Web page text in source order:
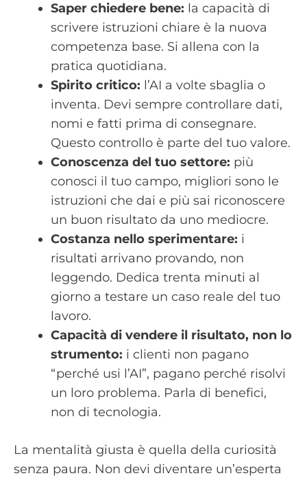
Saper chiedere bene: la capacità di
scrivere istruzioni chiare è la nuova
competenza base. Si allena con la
pratica quotidiana.
Spirito critico: l’AI a volte sbaglia o
inventa. Devi sempre controllare dati,
nomi e fatti prima di consegnare.
Questo controllo è parte del tuo valore.
Conoscenza del tuo settore: più
conosci il tuo campo, migliori sono le
istruzioni che dai e più sai riconoscere
un buon risultato da uno mediocre.
Costanza nello sperimentare: i
risultati arrivano provando, non
leggendo. Dedica trenta minuti al
giorno a testare un caso reale del tuo
lavoro.
Capacità di vendere il risultato, non lo
strumento: i clienti non pagano
“perché usi l’AI”, pagano perché risolvi
un loro problema. Parla di benefici,
non di tecnologia.
La mentalità giusta è quella della curiosità
senza paura. Non devi diventare un’esperta